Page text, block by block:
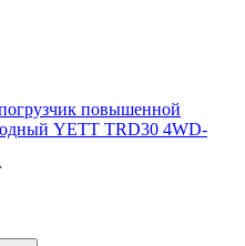
повышенной
YETT TRD30 4WD-